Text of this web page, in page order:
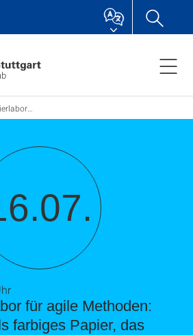
als farbiges Papier, das klebt!
für agile Methoden:
farbiges Papier, das